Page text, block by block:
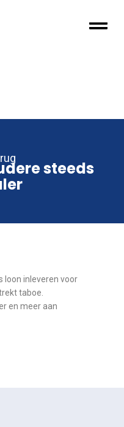
steeds
loon inleveren voor
taboe.
en meer aan